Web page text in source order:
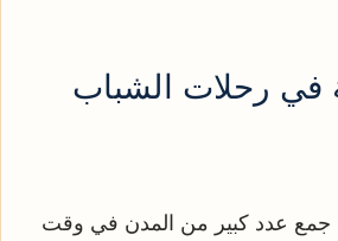
في رحلات الشباب
جمع عدد كبير من المدن في وقت